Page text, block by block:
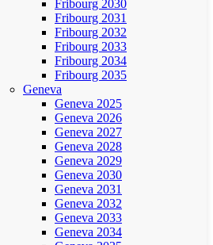
Fribourg 2030
Fribourg 2031
Fribourg 2032
Fribourg 2033
Fribourg 2034
Fribourg 2035
Geneva
Geneva 2025
Geneva 2026
Geneva 2027
Geneva 2028
Geneva 2029
Geneva 2030
Geneva 2031
Geneva 2032
Geneva 2033
Geneva 2034